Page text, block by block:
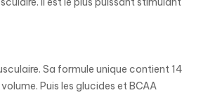
Sa formule unique contient 14
Puis les glucides et BCAA